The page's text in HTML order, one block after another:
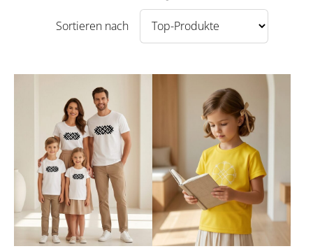
Sortieren nach